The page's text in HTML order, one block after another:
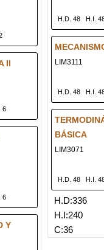
II
6
6
Y
H.D. 48 H.I.
LIM3111
H.D. 48 H.I.
BÁSICA
LIM3071
H.D. 48 H.I.
H.D:336
H.I:240
C:36